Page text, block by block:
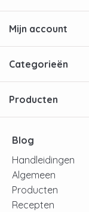
Mijn account
Categorieën
Producten
Blog
Handleidingen
Algemeen
Producten
Recepten